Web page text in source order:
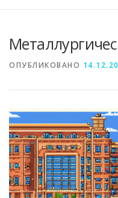
МЕТАЛЛЫ И
СВОЙСТВА МЕТАЛЛОВ
СТАТЬИ
ОПУБЛИКОВАНО